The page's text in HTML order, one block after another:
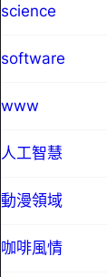
science
software
www
人工智慧
動漫領域
咖啡風情